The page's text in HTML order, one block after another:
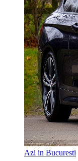
Azi in Bucuresti